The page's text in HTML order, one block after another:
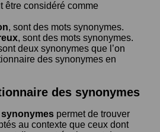
être considéré comme
, sont des mots synonymes.
, sont des mots synonymes.
deux synonymes que l’on
des synonymes en
des synonymes
permet de trouver
au contexte que ceux dont